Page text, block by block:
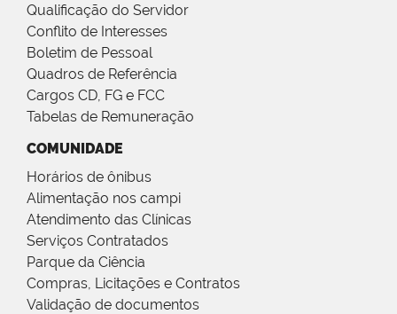
Qualificação do Servidor
Conflito de Interesses
Boletim de Pessoal
Quadros de Referência
Cargos CD, FG e FCC
Tabelas de Remuneração
COMUNIDADE
Horários de ônibus
Alimentação nos campi
Atendimento das Clínicas
Serviços Contratados
Parque da Ciência
Compras, Licitações e Contratos
Validação de documentos